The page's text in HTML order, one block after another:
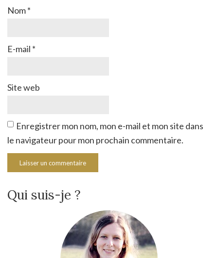
Nom*
E-mail *
Site web
Enregistrer mon nom, mon e-mail et mon site dans
le navigateur pour mon prochain commentaire.
Qui suis-je ?